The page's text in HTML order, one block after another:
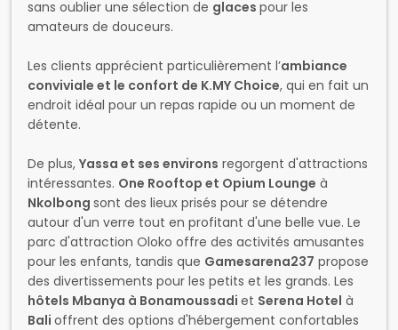
sans oublier une sélection de glaces pour les
amateurs de douceurs.
Les clients apprécient particulièrement l’ambiance
conviviale et le confort de K.MY Choice, qui en fait un
endroit idéal pour un repas rapide ou un moment de
détente.
De plus, Yassa et ses environs regorgent d'attractions
intéressantes. One Rooftop et Opium Lounge à
Nkolbong sont des lieux prisés pour se détendre
autour d'un verre tout en profitant d'une belle vue. Le
parc d'attraction Oloko offre des activités amusantes
pour les enfants, tandis que Gamesarena237 propose
des divertissements pour les petits et les grands. Les
hôtels Mbanya à Bonamoussadi et Serena Hotel à
Bali offrent des options d'hébergement confortables